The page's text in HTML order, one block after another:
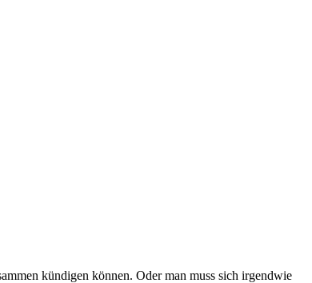
kündigen können. Oder man muss sich irgendwie